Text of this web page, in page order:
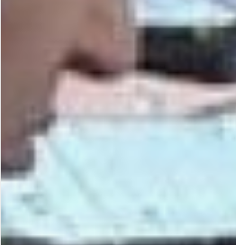
— Вопросы касаются деятельности
организации, порядка проведения
собраний собственников,
коммунальных услуг, требования к
оказания коммунальных услуг, к
параметров коммунальных услуг, —
Ольга Беленькая. — Есть каверзные
логику. Например, какие части